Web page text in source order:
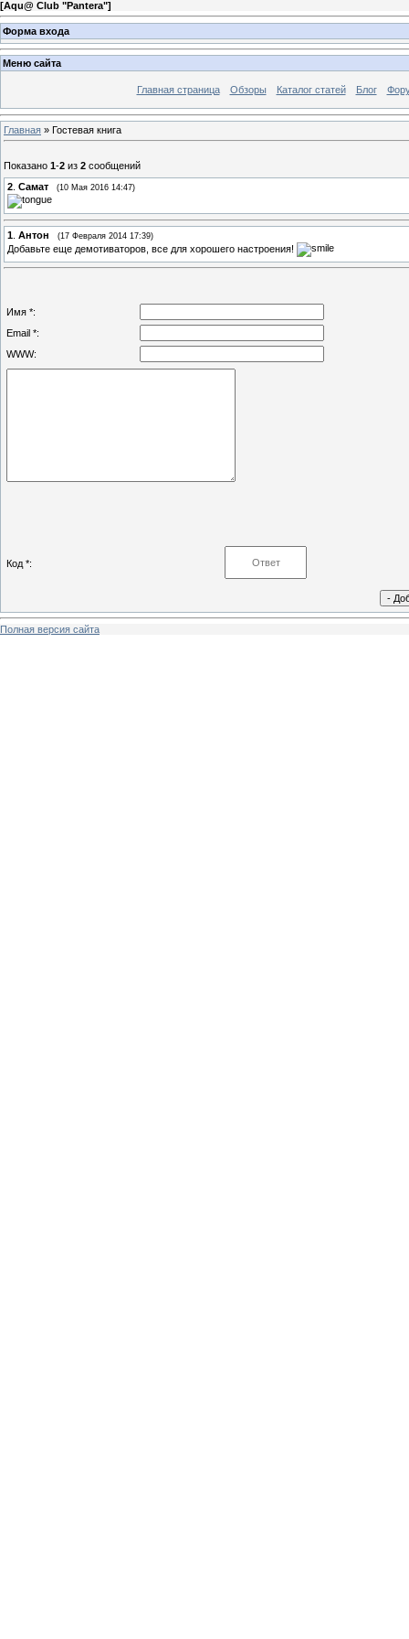
[Aqu@ Club "Pantera"]
Форма входа
Меню сайта
Главная страница Обзоры Каталог статей Блог
Главная » Гостевая книга
Показано 1-2 из 2 сообщений
2 Самат (10 Мая 2016 14:47)
1 Антон (17 Февраля 2014 17:39)
Добавьте еще демотиваторов, все для хорошего настроения!
Имя *:
Email *:
WWW:
Код *:
Полная версия сайта